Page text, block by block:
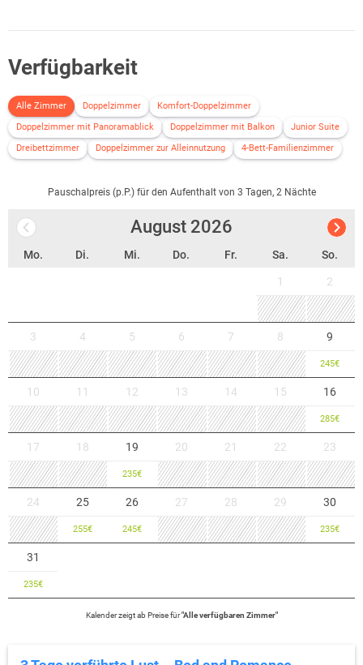
Verfügbarkeit
Alle Zimmer Doppelzimmer
Komfort-Doppelzimmer
Doppelzimmer mit Panoramablick
Doppelzimmer mit Balkon
Junior Suite
Dreibettzimmer
Doppelzimmer zur Alleinnutzung 4-Bett-Familienzimmer
Pauschalpreis (p.P.) für den Aufenthalt von 3 Tagen, 2 Nächte
August 2026
Mo. Di. Mi. Do. Fr. Sa. So.
1 2
3 4 5 6 7 8 9
245€
10 11 12 13 14 15 16
285€
17 18 19
235€
20 21 22 23
24 25
255€
26
245€
27 28 29 30
235€
31
235€
Kalender zeigtab Preise für"Alle verfügbaren Zimmer"